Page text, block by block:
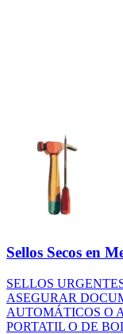
Sellos Secos en
SELLOS
ASEGURAR
AUTOMÁTICOS O
PORTATIL O DE